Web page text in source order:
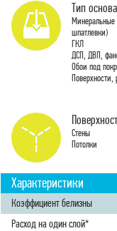
Тип
Минеральные
шпатлевки)
ГКЛ
ДСП, ДВП,
Обои под
Стены
Потолки
Характеристики
Коэффициент белизны
Расход на один слой*